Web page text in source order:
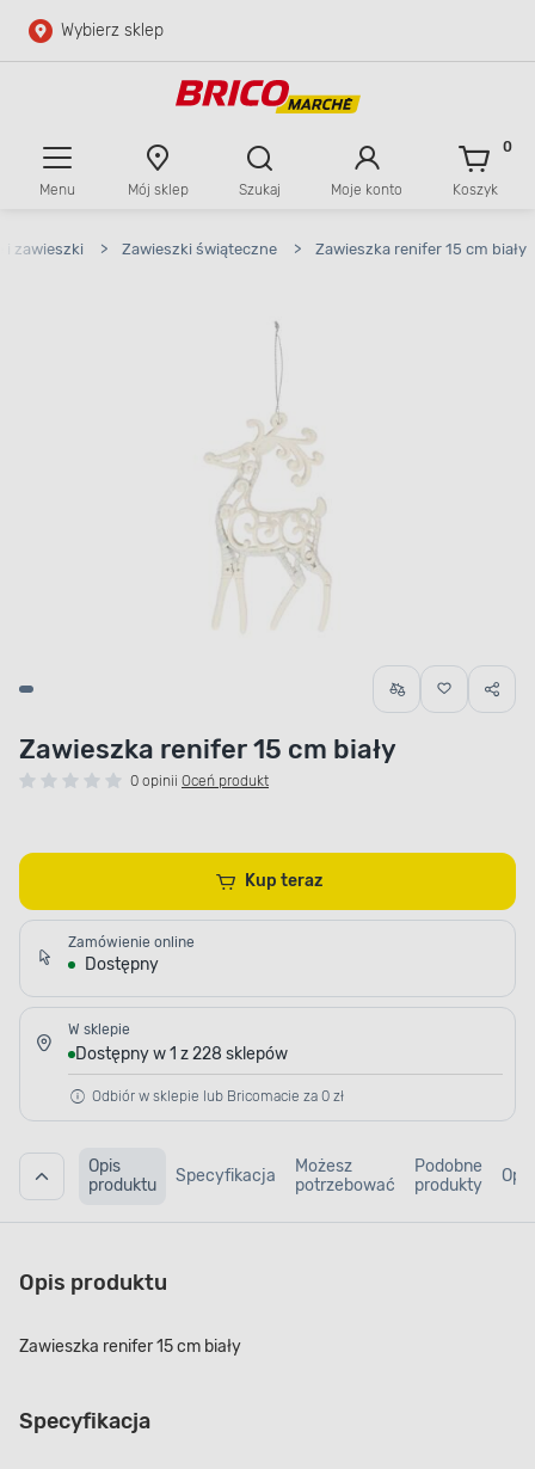
Przejdź do głównej zawartości
Wybierz sklep
Menu Mój sklep Szukaj Moje konto Koszyk
0
i zawieszki > Zawieszki świąteczne > Zawieszka renifer 15 cm biały
Zawieszka renifer 15 cm biały
0 opinii Oceń produkt
Kup teraz
Zamówienie online
Dostępny
W sklepie
Dostępny w 1 z 228 sklepów
Odbiór w sklepie lub Bricomacie za 0 zł
Opis
produktu
Specyfikacja
Możesz
potrzebować
Podobne
produkty
Opis produktu
Zawieszka renifer 15 cm biały
Specyfikacja